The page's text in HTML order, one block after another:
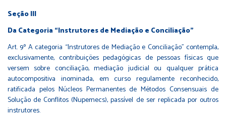
Seção III
Da Categoria “Instrutores de Mediação e Conciliação”
Art. 9º A categoria “Instrutores de Mediação e Conciliação” contempla,
exclusivamente, contribuições pedagógicas de pessoas físicas que
versem sobre conciliação, mediação judicial ou qualquer prática
autocompositiva inominada, em curso regulamente reconhecido,
ratificada pelos Núcleos Permanentes de Métodos Consensuais de
Solução de Conflitos (Nupemecs), passível de ser replicada por outros
instrutores.